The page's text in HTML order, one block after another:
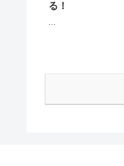
る！
...